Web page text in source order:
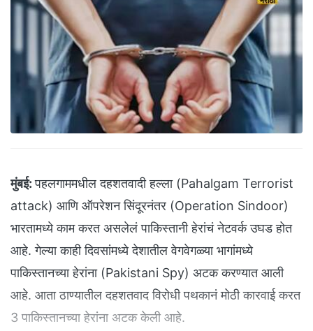
मुंबई: पहलगाममधील दहशतवादी हल्ला (Pahalgam Terrorist
attack) आणि ऑपरेशन सिंदूरनंतर (Operation Sindoor)
भारतामध्ये काम करत असलेलं पाकिस्तानी हेरांचं नेटवर्क उघड होत
आहे. गेल्या काही दिवसांमध्ये देशातील वेगवेगळ्या भागांमध्ये
पाकिस्तानच्या हेरांना (Pakistani Spy) अटक करण्यात आली
आहे. आता ठाण्यातील दहशतवाद विरोधी पथकानं मोठी कारवाई करत
3 पाकिस्तानच्या हेरांना अटक केली आहे.